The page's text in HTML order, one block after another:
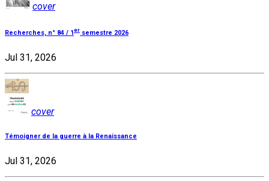
cover
Recherches, n° 84 / 1er semestre 2026
Jul 31, 2026
cover
Témoigner de la guerre à la Renaissance
Jul 31, 2026